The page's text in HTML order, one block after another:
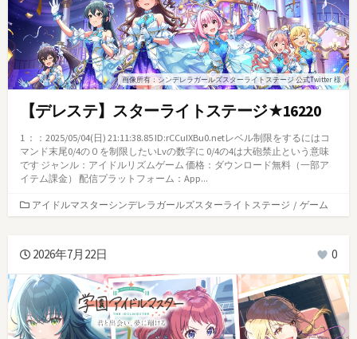
画像所有：シンデレラガールズスターライトステージ 公式Twitter 様
【デレステ】スターライトステージ★16220
1 ：：2025/05/04(日) 21:11:38.85 ID:rCCuIXBu0.netレベル制限をするにはコ
マンド末尾0/4の０を制限したいLvの数字に 0/4の4は大砲禁止という意味
です ジャンル：アイドルリズムゲーム 価格：ダウンロード無料（一部ア
イテム課金） 配信プラットフォーム：App...
カ
テ
リ
アイドルマスターシンデレラガールズスターライトステージ / ゲーム
2026年7月22日 0